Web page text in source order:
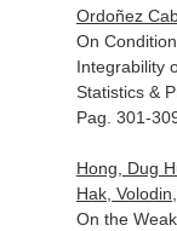
Ordoñez
On
Integrability
Statistics &
Pag. 301-
Hong, Dug
Hak,
On the